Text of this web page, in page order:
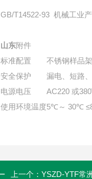
GB/T14522-93 机械工业
山东附件
标准配置
不锈钢样品
安全保护
漏电、短路
电源电压
AC220 或
使用环境温度5℃～ 30℃
上一个： YSZD-YTF常